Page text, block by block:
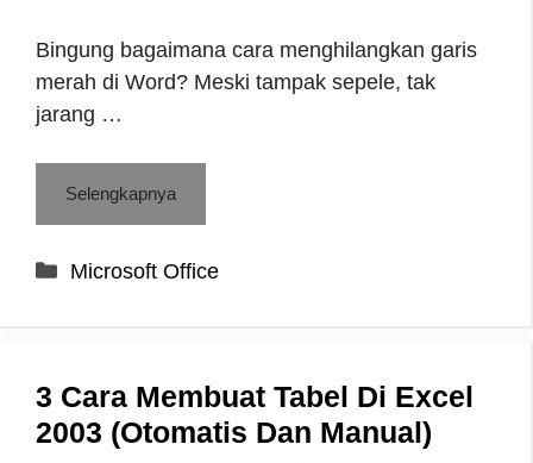
Bingung bagaimana cara menghilangkan garis
merah di Word? Meski tampak sepele, tak
jarang …
Selengkapnya
Categories
Microsoft Office
3 Cara Membuat Tabel Di Excel
2003 (Otomatis Dan Manual)